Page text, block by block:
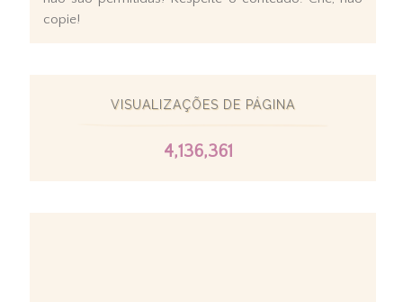
copie!
VISUALIZAÇÕES DE PÁGINA
4,136,361